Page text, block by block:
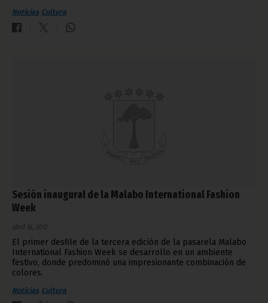
Noticias Cultura
Sesión inaugural de la Malabo International Fashion
Week
abril 16, 2012
El primer desfile de la tercera edición de la pasarela Malabo
International Fashion Week se desarrollo en un ambiente
festivo, donde predominó una impresionante combinación de
colores.
Noticias Cultura